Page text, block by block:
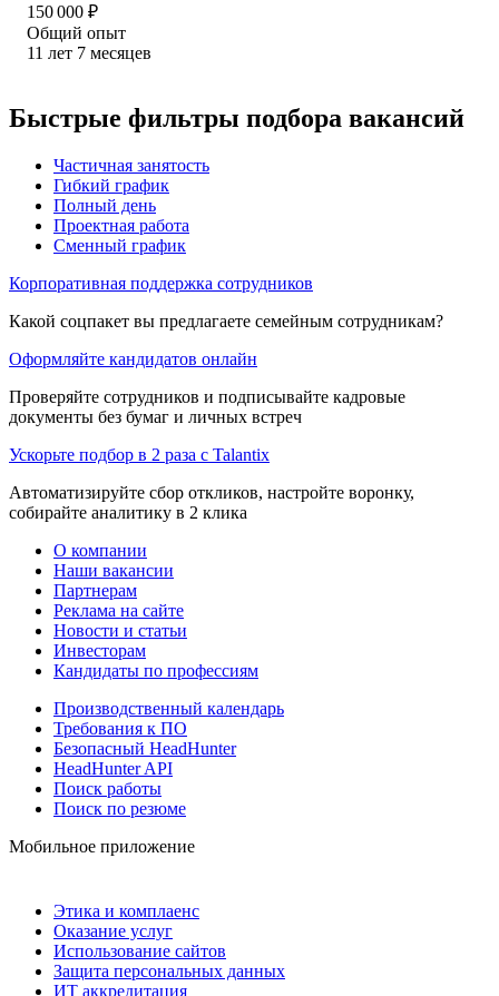
150 000 ₽
Общий опыт
11 лет 7 месяцев
Быстрые фильтры подбора вакансий
Частичная занятость
Гибкий график
Полный день
Проектная работа
Сменный график
Корпоративная поддержка сотрудников
Какой соцпакет вы предлагаете семейным сотрудникам?
Оформляйте кандидатов онлайн
Проверяйте сотрудников и подписывайте кадровые
документы без бумаг и личных встреч
Ускорьте подбор в 2 раза с Talantix
Автоматизируйте сбор откликов, настройте воронку,
собирайте аналитику в 2 клика
О компании
Наши вакансии
Партнерам
Реклама на сайте
Новости и статьи
Инвесторам
Кандидаты по профессиям
Производственный календарь
Требования к ПО
Безопасный HeadHunter
HeadHunter API
Поиск работы
Поиск по резюме
Мобильное приложение
Этика и комплаенс
Оказание услуг
Использование сайтов
Защита персональных данных
ИТ аккредитация